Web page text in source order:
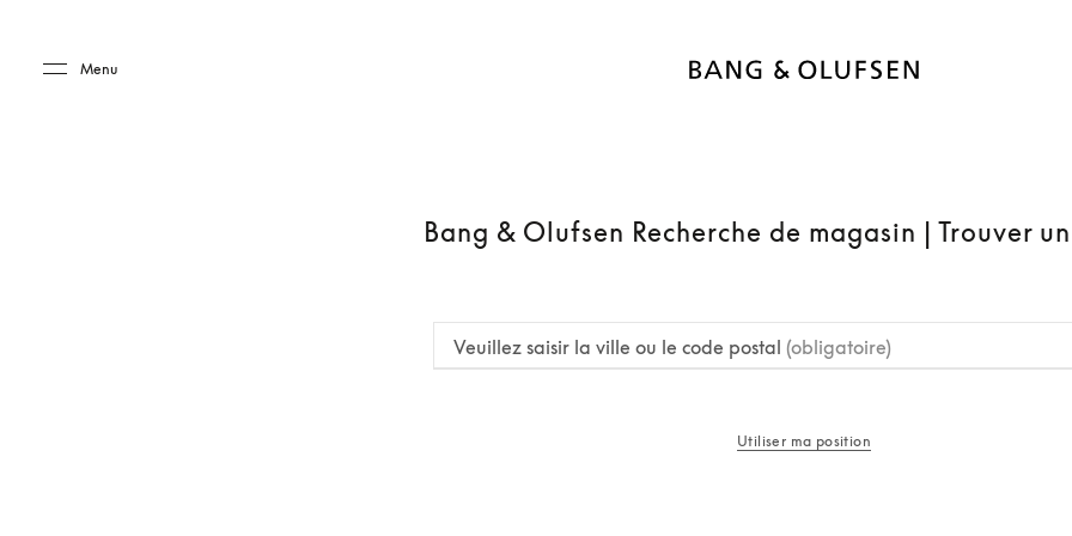
Menu
Bang & Olufsen Recherche de magasin | Trouver
Veuillez saisir la ville ou le code postal (obligatoire)
Utiliser ma position